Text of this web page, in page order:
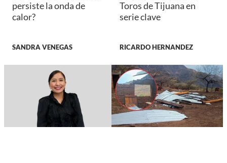
persiste la onda de
calor?
SANDRA VENEGAS
Toros de Tijuana en
serie clave
RICARDO HERNANDEZ